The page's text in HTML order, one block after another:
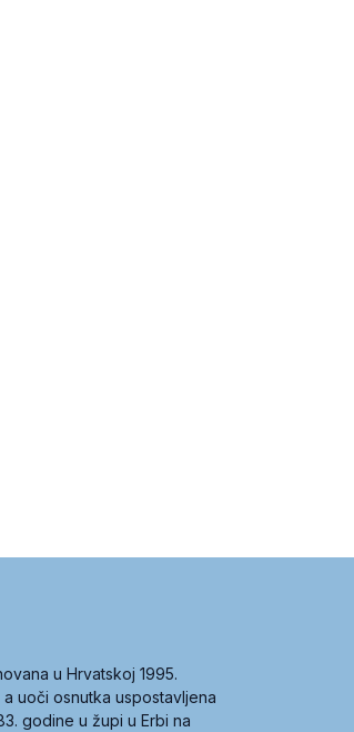
u Hrvatskoj 1995.
uoči osnutka uspostavljena
godine u župi u Erbi na